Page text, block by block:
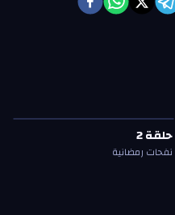
حلقة2
—نفحات رمضانية حلقة 2 حلقة2
نفحات رمضانية